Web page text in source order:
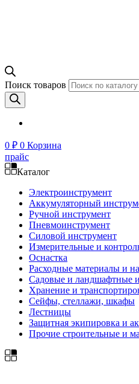
Поиск товаров
0 ₽ 0 Корзина
прайс
Каталог
Электроинструмент
Аккумуляторный
Ручной инструмент
Пневмоинструмент
Силовой инструмент
Измерительные и
Оснастка
Расходные материалы и
Садовые и ландшафтные
Хранение и
Сейфы, стеллажи, шкафы
Лестницы
Защитная экипировка и
Прочие строительные и